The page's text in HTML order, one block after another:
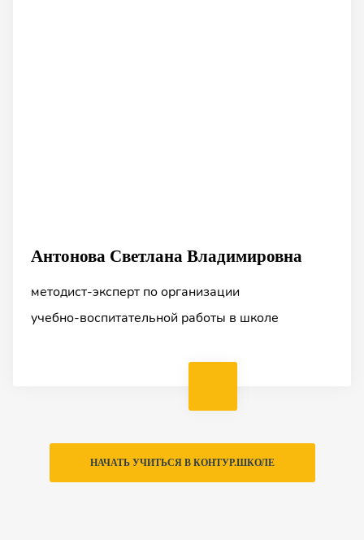
Антонова Светлана Владимировна
методист‑эксперт по организации
учебно‑воспитательной работы в школе
вопросам воспитания детей, эксперт по
методикам обучения
эксперт‑консультант в сфере образования
НАЧАТЬ УЧИТЬСЯ В КОНТУР.ШКОЛЕ